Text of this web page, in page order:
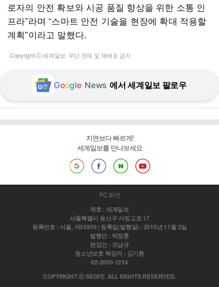
로자의 안전 확보와 시공 품질 향상을 위한 소통 인
프라”라며 “스마트 안전 기술을 현장에 확대 적용할
계획”이라고 말했다.
Copyright ⓒ 세계일보. 무단 전재 및 재배포 금지
Google News 에서 세계일보 팔로우
지면보다 빠르게!
세계일보를 만나보세요
PC 화면
제호 : 세계일보
서울특별시 용산구 서빙고로 17
등록번호 : 서울, 아03959 | 등록일(발행일) : 2015년 11월 2일
발행인 : 박정훈
편집인 : 조남규
청소년보호 책임자 : 김기환
02-2000-1234
COPYRIGHT ⓒ SEGYE. ALL RIGHTS RESERVED.